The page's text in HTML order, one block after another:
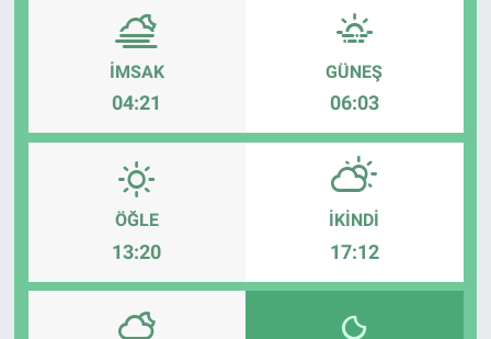
İMSAK
04:21
GÜNEŞ
06:03
ÖĞLE
13:20
İKINDI
17:12